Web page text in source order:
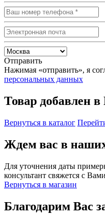
Отправить
Нажимая «отправить», я
персональных данных
Товар добавлен
Вернуться в каталог
Ждем вас в
Для уточнения даты
консультант свяжется с Вами
Вернуться в магазин
Благодарим Вас